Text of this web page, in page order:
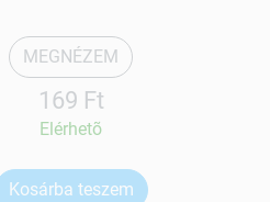
MEGNÉZEM
169 Ft
Elérhetõ
Kosárba teszem